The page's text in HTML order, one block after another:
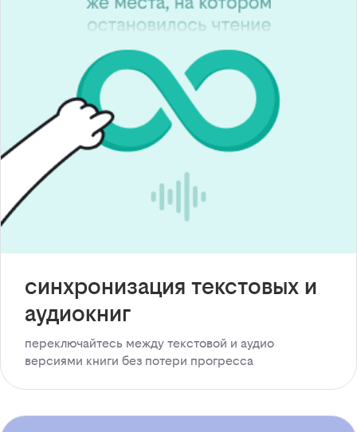
синхронизация текстовых и
аудиокниг
переключайтесь между текстовой и аудио
версиями книги без потери прогресса